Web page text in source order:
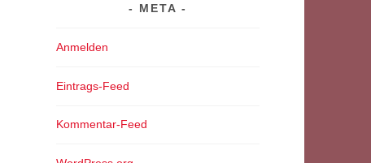
META
Anmelden
Eintrags-Feed
Kommentar-Feed